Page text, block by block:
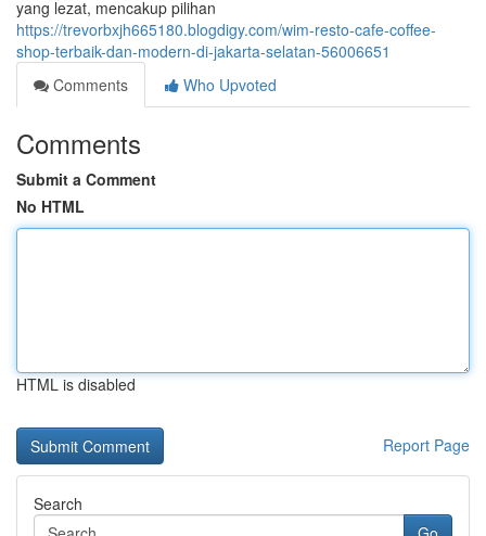
yang lezat, mencakup pilihan
https://trevorbxjh665180.blogdigy.com/wim-resto-cafe-coffee-
shop-terbaik-dan-modern-di-jakarta-selatan-56006651
Comments
Who Upvoted
Comments
Submit a Comment
No HTML
HTML is disabled
Report Page
Search